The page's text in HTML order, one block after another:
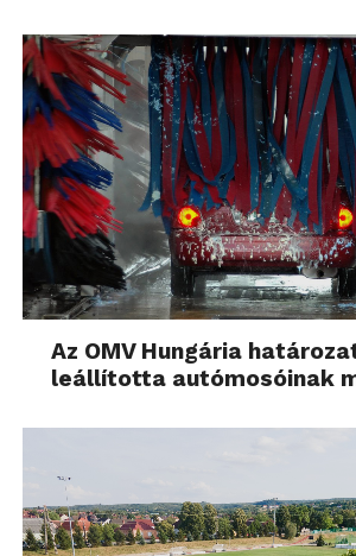
Az OMV Hungária
leállította autómosóinak